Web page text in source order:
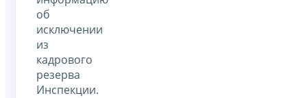
об
исключении
из
кадрового
резерва
Инспекции.